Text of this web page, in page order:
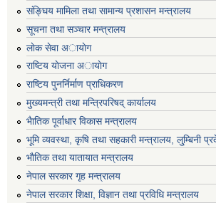
संङ्घिय मामिला तथा सामान्य प्रशासन मन्त्रालय
सूचना तथा सञ्चार मन्त्रालय
लाेक सेवा अायाेग
राष्टिय याेजना अायाेग
राष्टिय पुनर्निर्माण प्राधिकरण
मुख्यमन्त्री तथा मन्त्रिपरिषद् कार्यालय
भैातिक पूर्वाधार विकास मन्त्रालय
भूमि व्यवस्था, कृषि तथा सहकारी मन्त्रालय, लु्म्बिनी
भाैतिक तथा यातायात मन्त्रालय
नेपाल सरकार गृह मन्त्रालय
नेपाल सरकार शिक्षा, विज्ञान तथा प्रविधि मन्त्रालय